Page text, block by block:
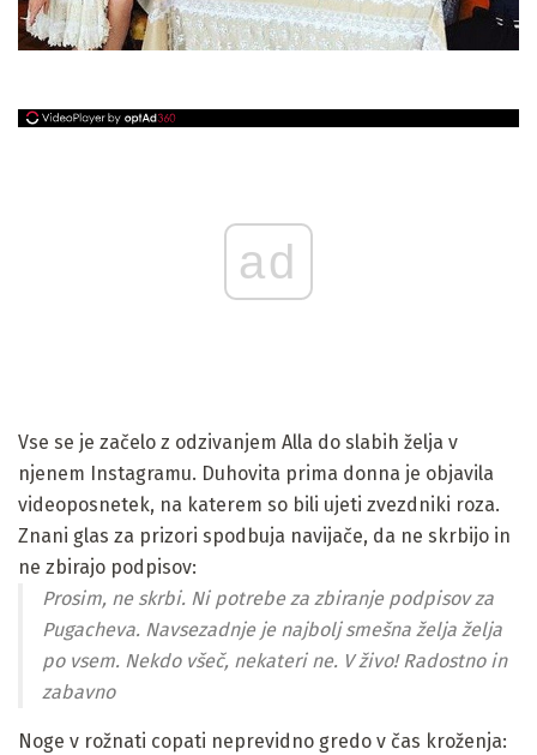
ad
Vse se je začelo z odzivanjem Alla do slabih želja v
njenem Instagramu. Duhovita prima donna je objavila
videoposnetek, na katerem so bili ujeti zvezdniki roza.
Znani glas za prizori spodbuja navijače, da ne skrbijo in
ne zbirajo podpisov:
Prosim, ne skrbi. Ni potrebe za zbiranje podpisov za
Pugacheva. Navsezadnje je najbolj smešna želja želja
po vsem. Nekdo všeč, nekateri ne. V živo! Radostno in
zabavno
Noge v rožnati copati neprevidno gredo v čas kroženja: